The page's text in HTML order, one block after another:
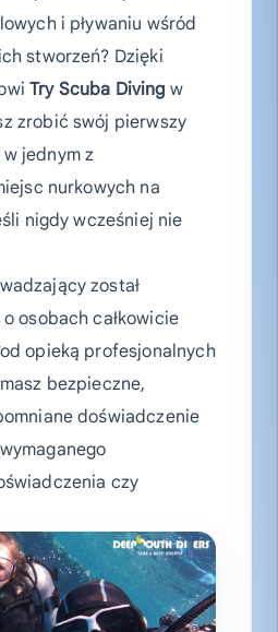
i pływaniu wśród
stworzeń? Dzięki
Try Scuba Diving w
zrobić swój pierwszy
jednym z
nurkowych na
nigdy wcześniej nie
został
osobach całkowicie
opieką profesjonalnych
bezpieczne,
doświadczenie
czy